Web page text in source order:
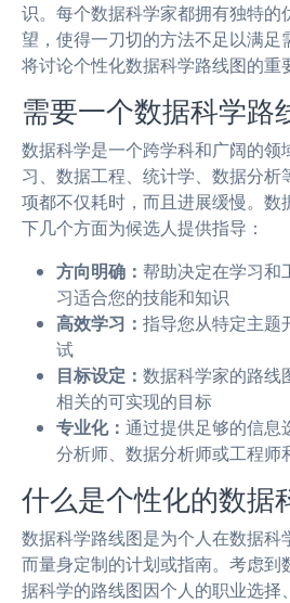
识。每个数据科学家都拥有独特的
望，使得一刀切的方法不足以满足
将讨论个性化数据科学路线图的重
需要一个数据科学路
数据科学是一个跨学科和广阔的领
习、数据工程、统计学、数据分析
项都不仅耗时，而且进展缓慢。数
下几个方面为候选人提供指导：
方向明确： 帮助决定在学习和
习适合您的技能和知识
高效学习： 指导您从特定主题
试
目标设定： 数据科学家的路线
相关的可实现的目标
专业化： 通过提供足够的信息
分析师、数据分析师或工程师
什么是个性化的数据
数据科学路线图是为个人在数据科
而量身定制的计划或指南。考虑到
据科学的路线图因个人的职业选择